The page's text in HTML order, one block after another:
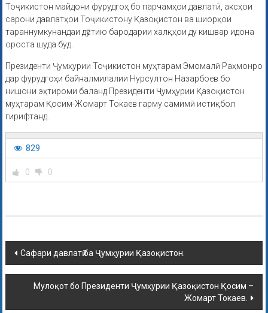
Тоҷикистон майдони фурудгоҳ бо парчамҳои давлатӣ, аксҳои
сарони давлатҳои Тоҷикистону Қазоқистон ва шиорҳои
тараннумкунандаи дӯстию бародарии халқҳои ду кишвар идона
ороста шуда буд.
Президенти Ҷумҳурии Тоҷикистон муҳтарам Эмомалӣ Раҳмонро
дар фурудгоҳи байналмилалии Нурсултон Назарбоев бо
нишони эҳтироми баланд Президенти Ҷумҳурии Қазоқистон
муҳтарам Қосим-Жомарт Токаев гарму самимӣ истиқбол
гирифтанд.
829
0 0
Сафари давлатӣ ба Ҷумҳурии Қазоқистон.
Мулоқот бо Президенти Ҷумҳурии Қазоқистон Қосим –
Жомарт Токаев.